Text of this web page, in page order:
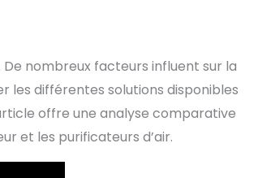
nombreux facteurs influent sur la
les différentes solutions disponibles
offre une analyse comparative
et les purificateurs d’air.